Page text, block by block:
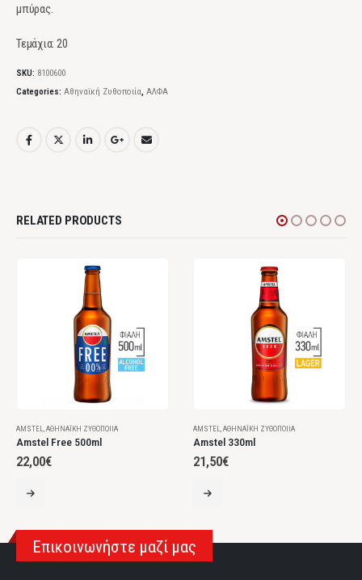
μπύρας.
Τεμάχια: 20
SKU: 8100600
Categories: Αθηναϊκή Ζυθοποιία, ΑΛΦΑ
RELATED PRODUCTS
AMSTEL ΑΘΗΝΑΪΚΉ ΖΥΘΟΠΟΙΊΑ
Amstel Free 500ml
22,00€
AMSTEL ΑΘΗΝΑΪΚΉ ΖΥΘΟΠΟΙΊΑ
Amstel 330ml
21,50€
Επικοινωνήστε μαζί μας